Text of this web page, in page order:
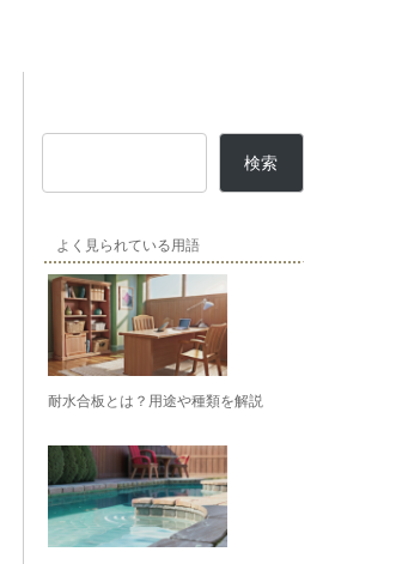
検索
よく見られている用語
耐水合板とは？用途や種類を解説